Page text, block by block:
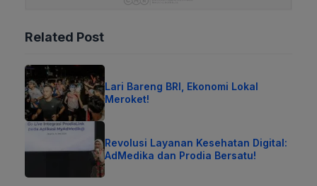
Related Post
Lari Bareng BRI, Ekonomi Lokal
Meroket!
Revolusi Layanan Kesehatan Digital:
AdMedika dan Prodia Bersatu!